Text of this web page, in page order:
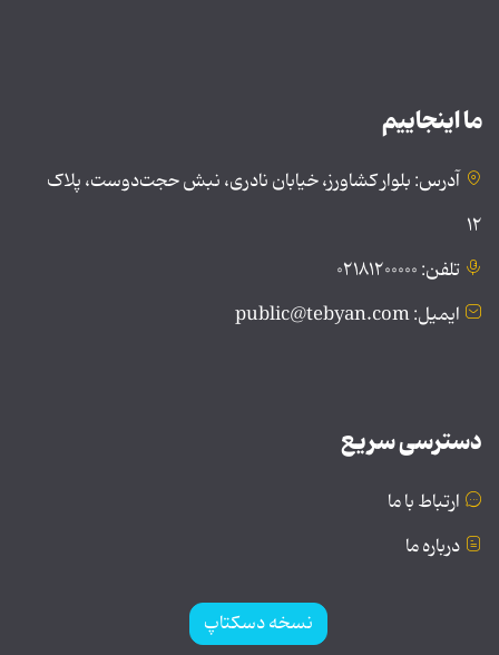
ما اینجاییم
آدرس: بلوار کشاورز، خیابان نادری، نبش حجت‌دوست، پلاک
۱۲
تلفن: ۰۲۱۸۱۲۰۰۰۰۰
ایمیل: public@tebyan.com
دسترسی سریع
ارتباط با ما
درباره ما
نسخه دسکتاپ